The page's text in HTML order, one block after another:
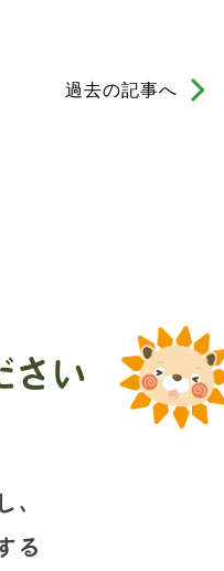
過去の記事へ
さい
、
る